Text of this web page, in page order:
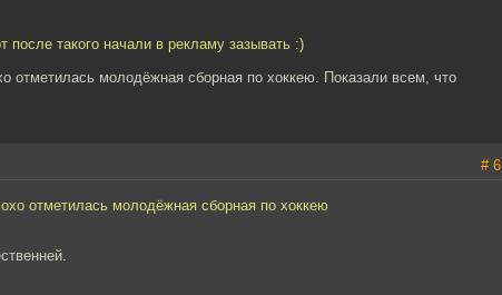
такого начали в рекламу зазывать :)
отметилась молодёжная сборная по хоккею. Показали всем, что
# 6
отметилась молодёжная сборная по хоккею